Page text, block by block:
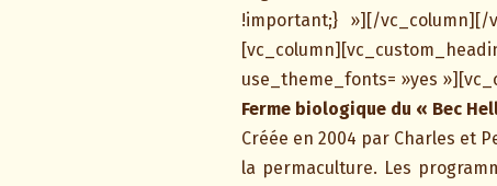
!important;} »][/vc_column][/
use_theme_fonts= »yes
Ferme biologique du « Bec
Créée en 2004 par Charles et
la permaculture. Les